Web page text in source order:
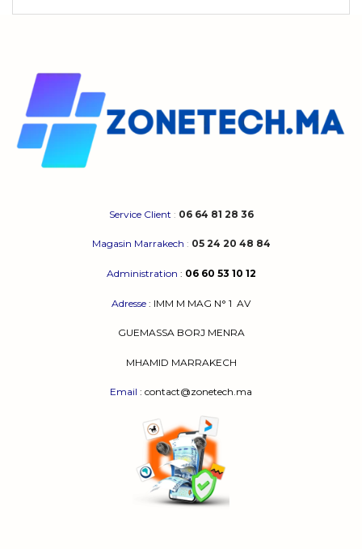
Service Client : 06 64 81 28 36
Magasin Marrakech : 05 24 20 48 84
Administration : 06 60 53 10 12
Adresse : IMM M MAG N° 1 AV
GUEMASSA BORJ MENRA
MHAMID MARRAKECH
Email : contact@zonetech.ma